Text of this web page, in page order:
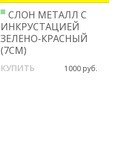
СЛОН МЕТАЛЛ С
ИНКРУСТАЦИЕЙ
ЗЕЛЕНО-КРАСНЫЙ
(7СМ)
КУПИТЬ 1000 руб.